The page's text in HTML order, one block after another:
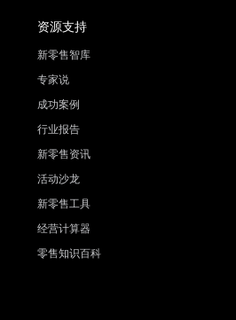
资源支持
新零售智库
专家说
成功案例
行业报告
新零售资讯
活动沙龙
新零售工具
经营计算器
零售知识百科